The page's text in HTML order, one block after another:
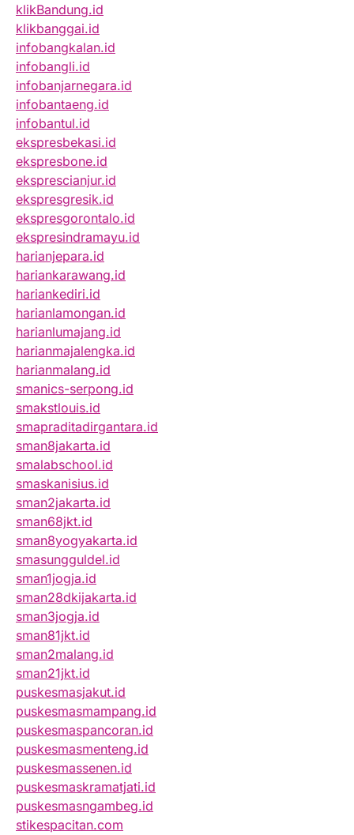
klikBandung.id
klikbanggai.id
infobangkalan.id
infobangli.id
infobanjarnegara.id
infobantaeng.id
infobantul.id
ekspresbekasi.id
ekspresbone.id
eksprescianjur.id
ekspresgresik.id
ekspresgorontalo.id
ekspresindramayu.id
harianjepara.id
hariankarawang.id
hariankediri.id
harianlamongan.id
harianlumajang.id
harianmajalengka.id
harianmalang.id
smanics-serpong.id
smakstlouis.id
smapraditadirgantara.id
sman8jakarta.id
smalabschool.id
smaskanisius.id
sman2jakarta.id
sman68jkt.id
sman8yogyakarta.id
smasungguldel.id
sman1jogja.id
sman28dkijakarta.id
sman3jogja.id
sman81jkt.id
sman2malang.id
sman21jkt.id
puskesmasjakut.id
puskesmasmampang.id
puskesmaspancoran.id
puskesmasmenteng.id
puskesmassenen.id
puskesmaskramatjati.id
puskesmasngambeg.id
stikespacitan.com